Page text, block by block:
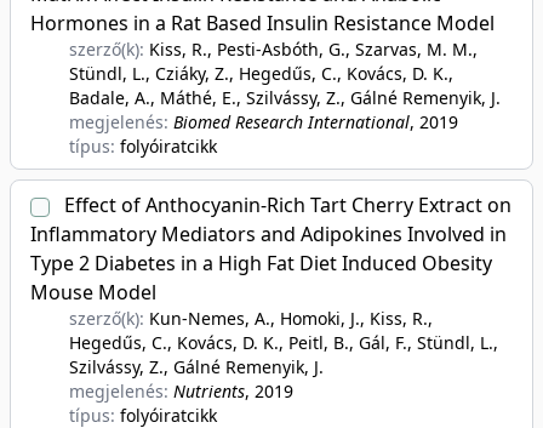
Hormones in a Rat Based Insulin Resistance Model
szerző(k): Kiss, R., Pesti-Asbóth, G., Szarvas, M. M.,
Stündl, L., Cziáky, Z., Hegedűs, C., Kovács, D. K.,
Badale, A., Máthé, E., Szilvássy, Z., Gálné Remenyik, J.
megjelenés: Biomed Research International, 2019
típus: folyóiratcikk
Effect of Anthocyanin-Rich Tart Cherry Extract on
Inflammatory Mediators and Adipokines Involved in
Type 2 Diabetes in a High Fat Diet Induced Obesity
Mouse Model
szerző(k): Kun-Nemes, A., Homoki, J., Kiss, R.,
Hegedűs, C., Kovács, D. K., Peitl, B., Gál, F., Stündl, L.,
Szilvássy, Z., Gálné Remenyik, J.
megjelenés: Nutrients, 2019
típus: folyóiratcikk